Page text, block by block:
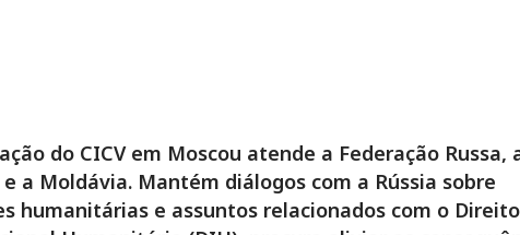
do CICV em Moscou atende a Federação Russa,
e a Moldávia. Mantém diálogos com a Rússia sobre
humanitárias e assuntos relacionados com o Direito